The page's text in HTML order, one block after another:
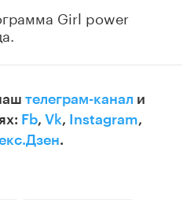
Girl power
телеграм-канал и
Fb, Vk, Instagram,
.